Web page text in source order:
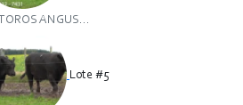
TOROS ANGUS...
Lote #5